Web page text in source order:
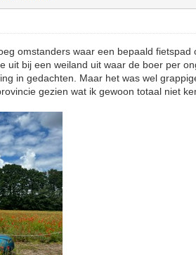
omstanders waar een bepaald
uit bij een weiland uit waar de boer per
in gedachten. Maar het was wel
gezien wat ik gewoon totaal niet